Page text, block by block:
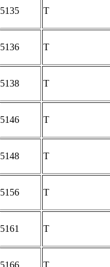
5135 T
5136 T
5138 T
5146 T
5148 T
5156 T
5161 T
5166 T